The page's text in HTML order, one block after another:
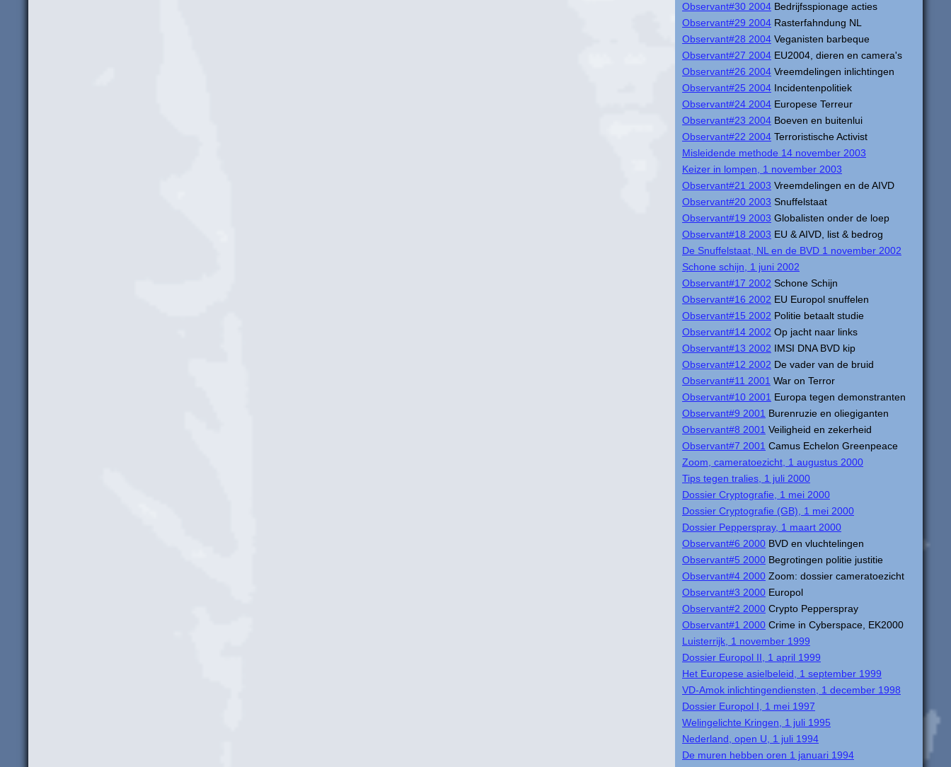
Observant#30 2004 Bedrijfsspionage acties
Observant#29 2004 Rasterfahndung NL
Observant#28 2004 Veganisten barbeque
Observant#27 2004 EU2004, dieren en camera's
Observant#26 2004 Vreemdelingen inlichtingen
Observant#25 2004 Incidentenpolitiek
Observant#24 2004 Europese Terreur
Observant#23 2004 Boeven en buitenlui
Observant#22 2004 Terroristische Activist
Misleidende methode 14 november 2003
Keizer in lompen, 1 november 2003
Observant#21 2003 Vreemdelingen en de AIVD
Observant#20 2003 Snuffelstaat
Observant#19 2003 Globalisten onder de loep
Observant#18 2003 EU & AIVD, list & bedrog
De Snuffelstaat, NL en de BVD 1 november 2002
Schone schijn, 1 juni 2002
Observant#17 2002 Schone Schijn
Observant#16 2002 EU Europol snuffelen
Observant#15 2002 Politie betaalt studie
Observant#14 2002 Op jacht naar links
Observant#13 2002 IMSI DNA BVD kip
Observant#12 2002 De vader van de bruid
Observant#11 2001 War on Terror
Observant#10 2001 Europa tegen demonstranten
Observant#9 2001 Burenruzie en oliegiganten
Observant#8 2001 Veiligheid en zekerheid
Observant#7 2001 Camus Echelon Greenpeace
Zoom, cameratoezicht, 1 augustus 2000
Tips tegen tralies, 1 juli 2000
Dossier Cryptografie, 1 mei 2000
Dossier Cryptografie (GB), 1 mei 2000
Dossier Pepperspray, 1 maart 2000
Observant#6 2000 BVD en vluchtelingen
Observant#5 2000 Begrotingen politie justitie
Observant#4 2000 Zoom: dossier cameratoezicht
Observant#3 2000 Europol
Observant#2 2000 Crypto Pepperspray
Observant#1 2000 Crime in Cyberspace, EK2000
Luisterrijk, 1 november 1999
Dossier Europol II, 1 april 1999
Het Europese asielbeleid, 1 september 1999
VD-Amok inlichtingendiensten, 1 december 1998
Dossier Europol I, 1 mei 1997
Welingelichte Kringen, 1 juli 1995
Nederland, open U, 1 juli 1994
De muren hebben oren 1 januari 1994